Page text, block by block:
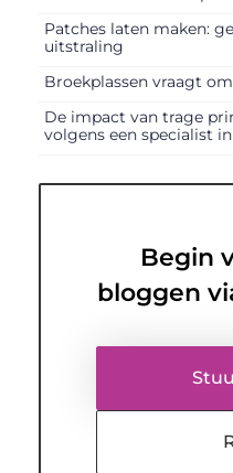
Patches laten maken:
uitstraling
Broekplassen vraagt
De impact van trage
volgens een specialist
Begin
bloggen